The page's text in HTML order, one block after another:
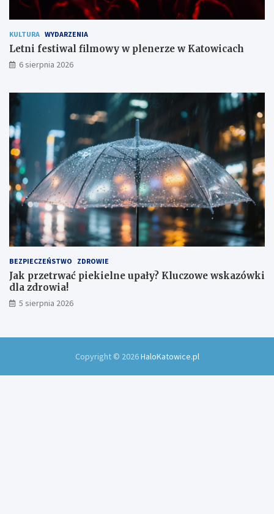
KULTURA WYDARZENIA
Letni festiwal filmowy w plenerze w Katowicach
6 sierpnia 2026
BEZPIECZEŃSTWO ZDROWIE
Jak przetrwać piekielne upały? Kluczowe wskazówki
dla zdrowia!
5 sierpnia 2026
Copyright © 2026HaloKatowice.pl